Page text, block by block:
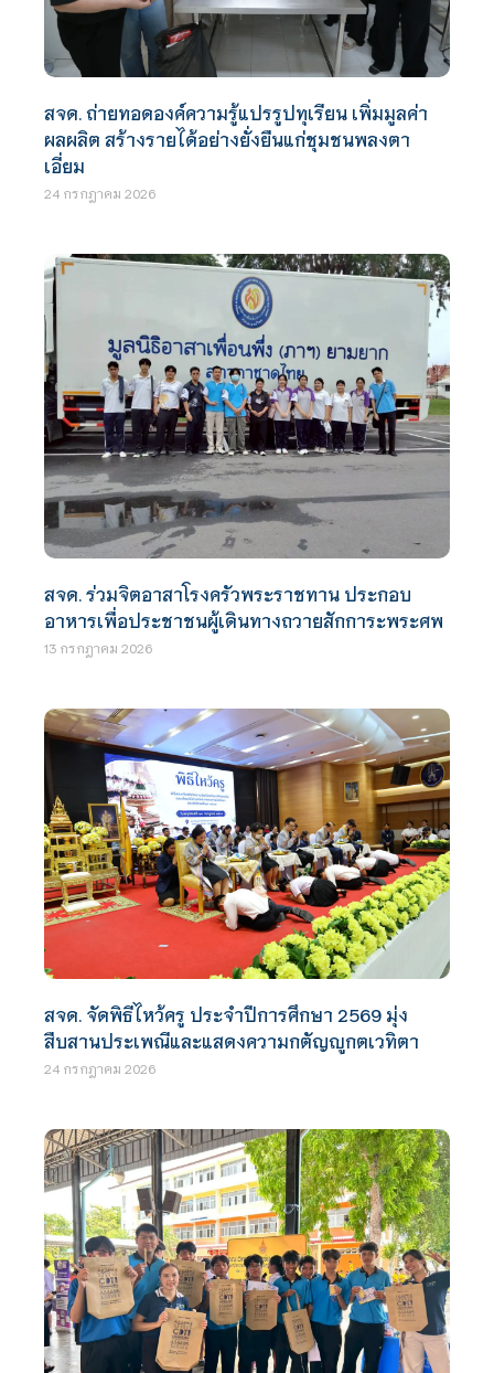
สจด. ถ่ายทอดองค์ความรู้แปรรูปทุเรียน เพิ่มมูลค่า
ผลผลิต สร้างรายได้อย่างยั่งยืนแก่ชุมชนพลงตา
เอี่ยม
24 กรกฎาคม 2026
สจด. ร่วมจิตอาสาโรงครัวพระราชทาน ประกอบ
อาหารเพื่อประชาชนผู้เดินทางถวายสักการะพระศพ
13 กรกฎาคม 2026
สจด. จัดพิธีไหว้ครู ประจำปีการศึกษา 2569 มุ่ง
สืบสานประเพณีและแสดงความกตัญญูกตเวทิตา
24 กรกฎาคม 2026